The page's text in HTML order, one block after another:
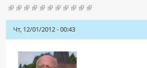
ОБРАЗОВАНИЕ
Интерактивные задания
Публикации
Чт, 12/01/2012 - 00:43